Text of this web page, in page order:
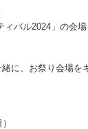
バル2024」の会
に、お祭り会場を